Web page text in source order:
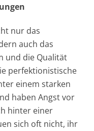
nur das
auch das
und die Qualität
perfektionistische
einem starken
haben Angst vor
hinter einer
sich oft nicht, ihr